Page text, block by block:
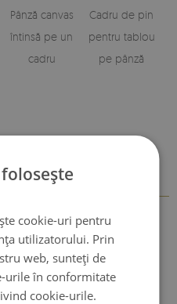
Pânză canvas
întinsă pe un
cadru
Cadru de pin
pentru tablou
pe pânză
cookie-uri pentru
utilizatorului. Prin
web, sunteți de
urile în conformitate
cookie-urile.